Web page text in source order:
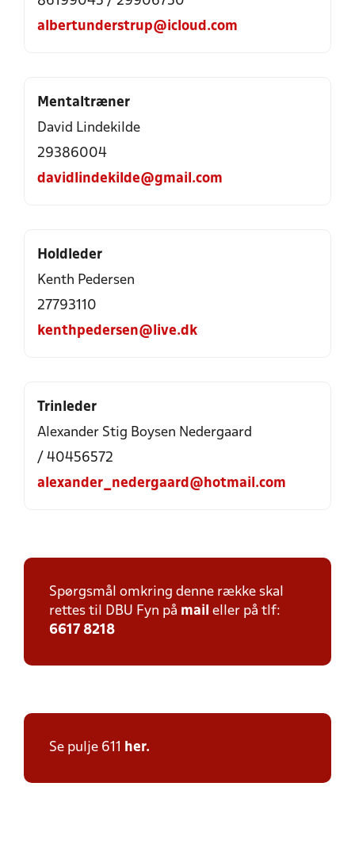
albertunderstrup@icloud.com
Mentaltræner
David Lindekilde
29386004
davidlindekilde@gmail.com
Holdleder
Kenth Pedersen
27793110
kenthpedersen@live.dk
Trinleder
Alexander Stig Boysen Nedergaard
/ 40456572
alexander_nedergaard@hotmail.com
Spørgsmål omkring denne række skal
rettes til DBU Fyn på mail eller på tlf:
6617 8218
Se pulje 611 her.